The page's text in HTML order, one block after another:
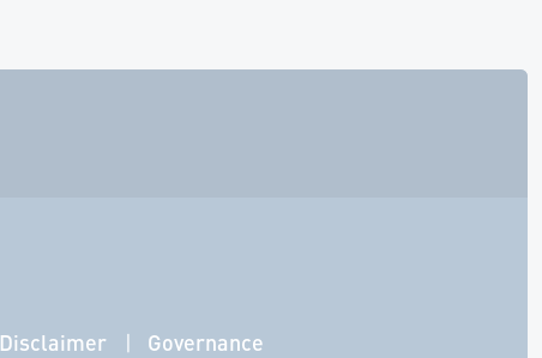
Disclaimer Governance